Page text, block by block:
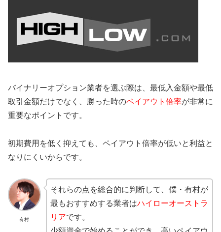
バイナリーオプション業者を選ぶ際は、最低入金額や最低
取引金額だけでなく、勝った時のペイアウト倍率が非常に
重要なポイントです。
初期費用を低く抑えても、ペイアウト倍率が低いと利益と
なりにくいからです。
有村
それらの点を総合的に判断して、僕・有村が
最もおすすめする業者はハイローオーストラ
リアです。